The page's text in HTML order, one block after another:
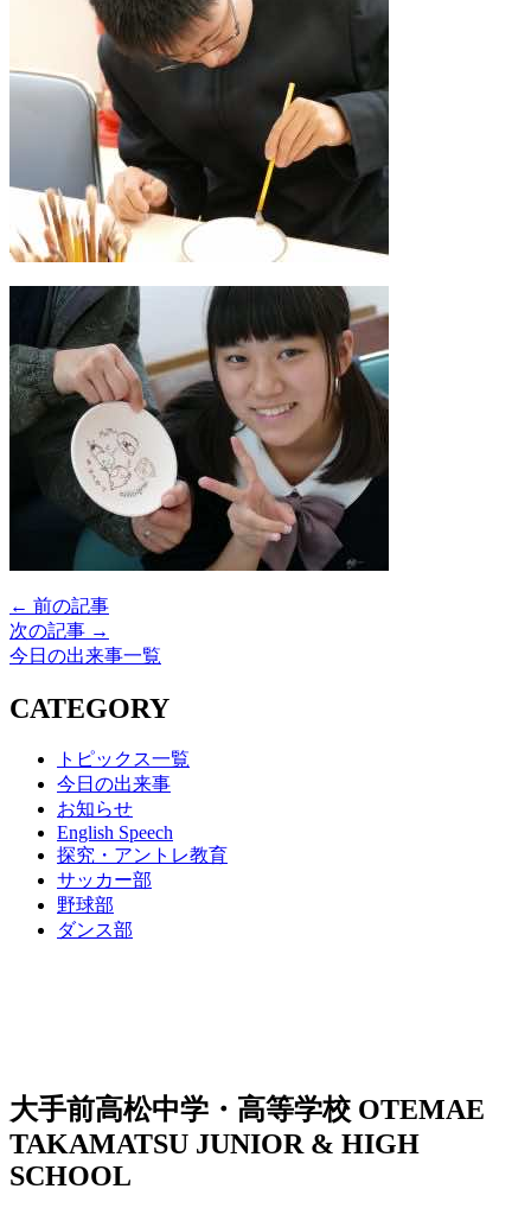
← 前の記事
次の記事 →
今日の出来事一覧
CATEGORY
トピックス一覧
今日の出来事
お知らせ
English Speech
探究・アントレ教育
サッカー部
野球部
ダンス部
大手前高松中学・高等学校 OTEMAE
TAKAMATSU JUNIOR & HIGH
SCHOOL